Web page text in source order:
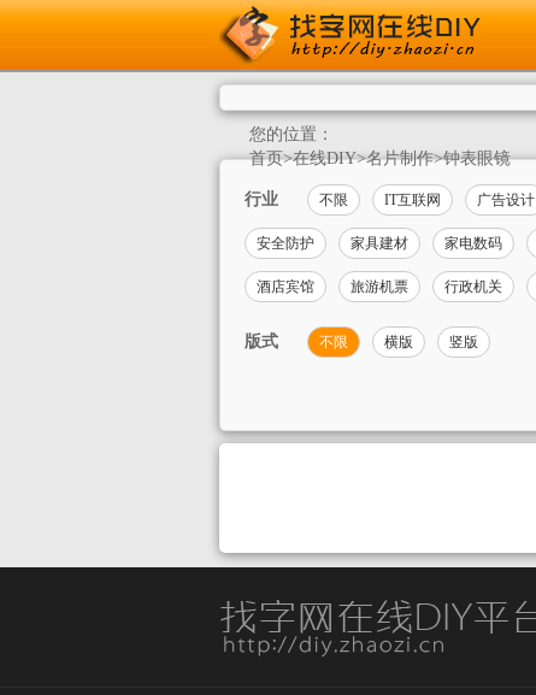
您的位置：
首页>在线DIY>名片制作>钟表眼镜
行业 不限 IT互联网 广告设计
安全防护 家具建材 家电数码
酒店宾馆 旅游机票 行政机关
版式 不限 横版 竖版